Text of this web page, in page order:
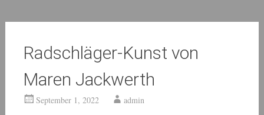
Radschläger-Kunst von
Maren Jackwerth
September 1, 2022 admin